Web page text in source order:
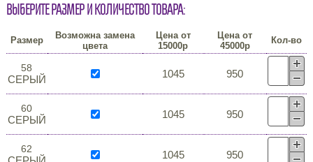
Выберите размер и количество товара:
Размер
Возможна замена
цвета
Цена от
15000р
Цена от
45000р
Кол-во
58
СЕРЫЙ 1045 950
60
СЕРЫЙ 1045 950
62 1045 950